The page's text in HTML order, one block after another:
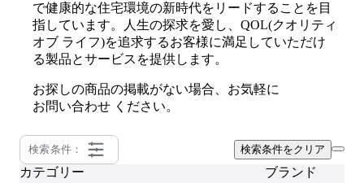
で健康的な住宅環境の新時代をリードすることを目
指しています。人生の探求を愛し、QOL(クオリティ
オブ ライフ)を追求するお客様に満足していただけ
る製品とサービスを提供します。
お探しの商品の掲載がない場合、お気軽に
お問い合わせ ください。
検索条件： 検索条件をクリア
カテゴリー ブランド